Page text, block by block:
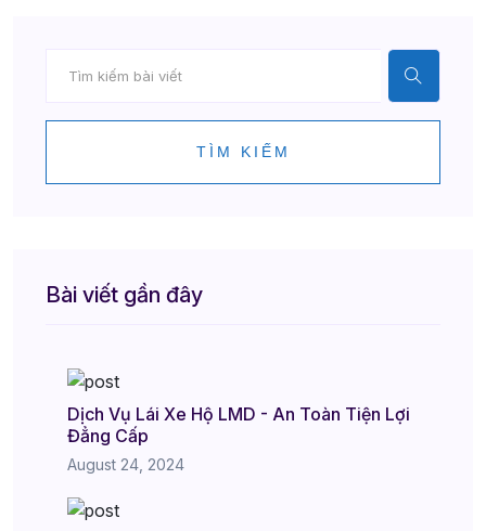
TÌM KIẾM
Bài viết gần đây
Dịch Vụ Lái Xe Hộ LMD - An Toàn Tiện Lợi
Đẳng Cấp
August 24, 2024